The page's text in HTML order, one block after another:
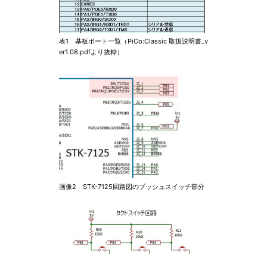
表1 基板ポート一覧（PiCo:Classic 取扱説明書_v
er1.08.pdfより抜粋）
画像2 STK-7125回路図のプッシュスイッチ部分